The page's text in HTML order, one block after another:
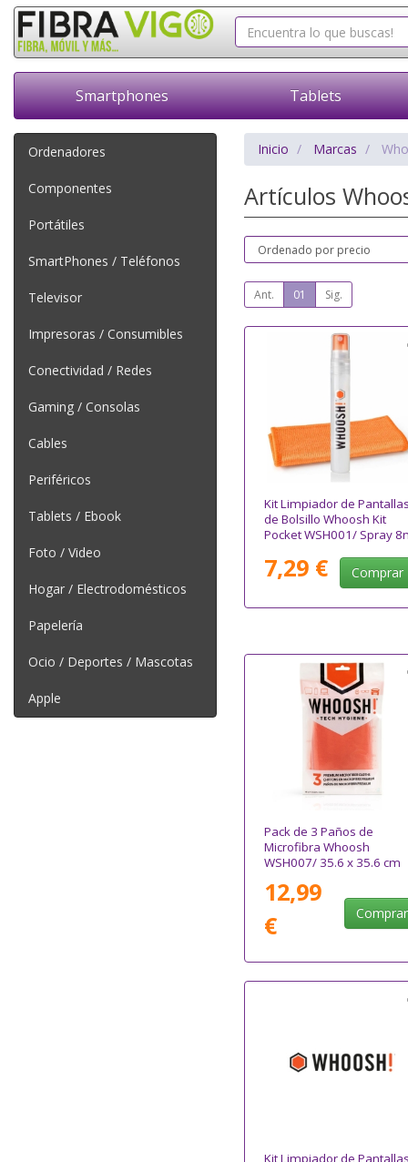
Smartphones Tablets
Ordenadores
Componentes
Portátiles
SmartPhones / Teléfonos
Televisor
Impresoras / Consumibles
Conectividad / Redes
Gaming / Consolas
Cables
Periféricos
Tablets / Ebook
Foto / Video
Hogar / Electrodomésticos
Papelería
Ocio / Deportes / Mascotas
Apple
Inicio Marcas
Artículos
Ant. 01 Sig.
Kit Limpiador de
de Bolsillo Whoosh Kit
Pocket WSH001/ Spray
7,29 € Comprar
Pack de 3 Paños de
Microfibra Whoosh
WSH007/ 35.6 x 35.6 cm
12,99
€
Comprar
Kit Limpiador de